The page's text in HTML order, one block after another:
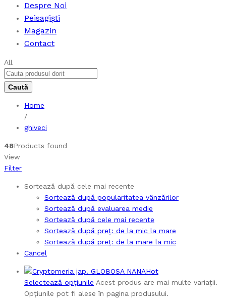
Despre Noi
Peisagiști
Magazin
Contact
All
Home
/
ghiveci
48Products found
View
Filter
Sortează după cele mai recente
Sortează după popularitatea vânzărilor
Sortează după evaluarea medie
Sortează după cele mai recente
Sortează după preț: de la mic la mare
Sortează după preț: de la mare la mic
Cancel
Hot
Selectează opțiunile Acest produs are mai multe variații.
Opțiunile pot fi alese în pagina produsului.